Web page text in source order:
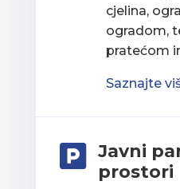
cjelina,
ogradom,
pratećom
Saznajte

Javni
prostori